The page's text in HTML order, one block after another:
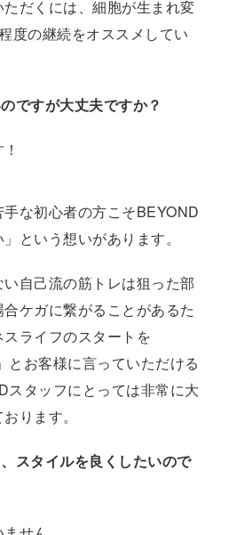
だくには、細胞が生まれ変
度の継続をオススメしてい
ですが大丈夫ですか？
な初心者の方こそBEYOND
という想いがあります。
自己流の筋トレは狙った部
ケガに繋がることがあるた
ライフのスタートを
とお客様に言っていただける
スタッフにとっては非常に大
ります。
スタイルを良くしたいので